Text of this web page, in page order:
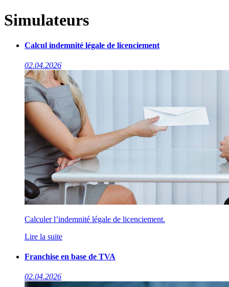
Simulateurs
Calcul indemnité légale de licenciement
02.04.2026
Calculer l’indemnité légale de licenciement.
Lire la suite
Franchise en base de TVA
02.04.2026